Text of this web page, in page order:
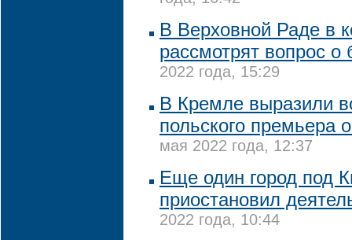
В Верховной Раде в
рассмотрят вопрос
2022 года, 15:29
В Кремле выразили
польского премьера
мая 2022 года, 12:37
Еще один город под
приостановил
2022 года, 10:44